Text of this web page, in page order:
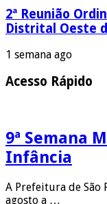
2ª Reunião
Distrital Oeste
1 semana ago
Acesso Rápido
9ª Semana
Infância
A Prefeitura de São
agosto a …